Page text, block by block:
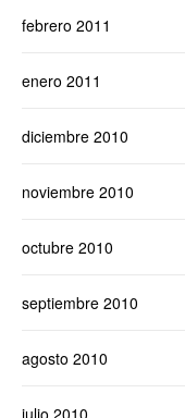
febrero 2011
enero 2011
diciembre 2010
noviembre 2010
octubre 2010
septiembre 2010
agosto 2010
julio 2010